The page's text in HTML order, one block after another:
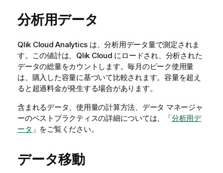
分析用データ
Qlik Cloud Analytics は、分析用データ量で測定されま
す。この値計は、 Qlik Cloud にロードされ、分析された
データの総量をカウントします。毎月のピーク使用量
は、購入した容量に基づいて比較されます。容量を超え
ると超過料金が発生する場合があります。
含まれるデータ、使用量の計算方法、データ マネージャ
ーのベストプラクティスの詳細については、「分析用デ
ータ 」をご覧ください。
データ移動